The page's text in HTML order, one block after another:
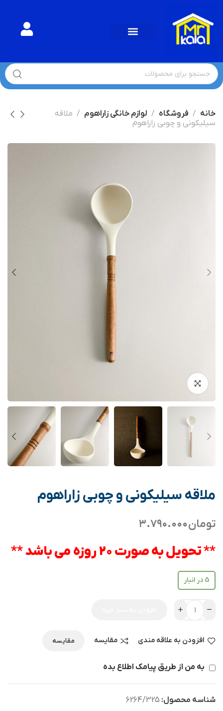
خانه فروشگاه لوازم خانگی زاراهوم
ملاقه
سیلیکونی و چوبی زاراهوم
ملاقه سیلیکونی و چوبی زاراهوم
تومان
** تحویل به صورت 20 روزه می باشد **
5 در انبار
افزودن به علاقه مندی مقایسه مقایسه
به من از طریق پیامک اطلاع بده
شناسه محصول: 6264/325